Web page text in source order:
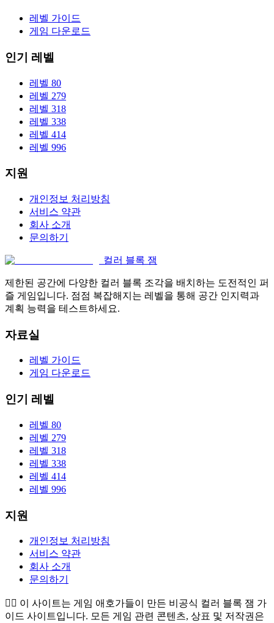
레벨 가이드
게임 다운로드
인기 레벨
레벨 80
레벨 279
레벨 318
레벨 338
레벨 414
레벨 996
지원
개인정보 처리방침
서비스 약관
회사 소개
문의하기
컬러 블록 잼
제한된 공간에 다양한 컬러 블록 조각을 배치하는 도전적인 퍼
즐 게임입니다. 점점 복잡해지는 레벨을 통해 공간 인지력과
계획 능력을 테스트하세요.
자료실
레벨 가이드
게임 다운로드
인기 레벨
레벨 80
레벨 279
레벨 318
레벨 338
레벨 414
레벨 996
지원
개인정보 처리방침
서비스 약관
회사 소개
문의하기
👉🏻 이 사이트는 게임 애호가들이 만든 비공식 컬러 블록 잼 가
이드 사이트입니다. 모든 게임 관련 콘텐츠, 상표 및 저작권은